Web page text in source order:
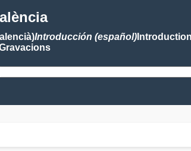
Introducción (español)